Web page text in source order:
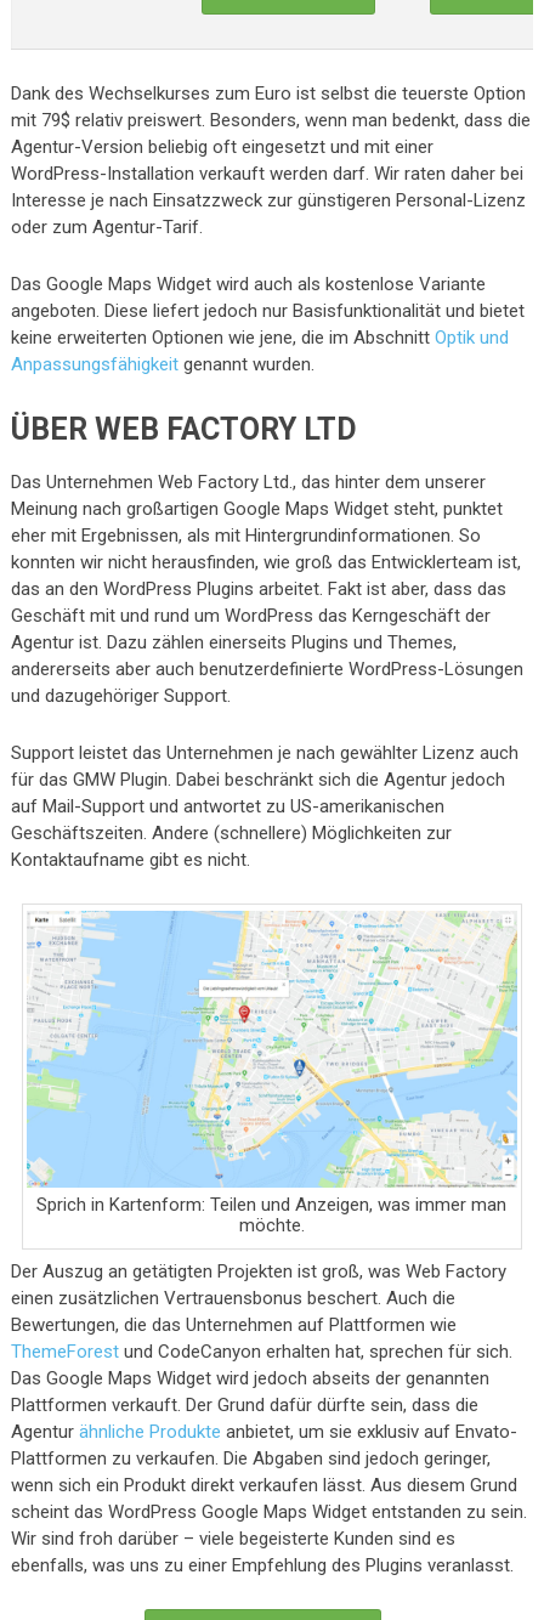
Dank des Wechselkurses zum Euro ist selbst die teuerste Option
mit 79$ relativ preiswert. Besonders, wenn man bedenkt, dass die
Agentur-Version beliebig oft eingesetzt und mit einer
WordPress-Installation verkauft werden darf. Wir raten daher bei
Interesse je nach Einsatzzweck zur günstigeren Personal-Lizenz
oder zum Agentur-Tarif.
Das Google Maps Widget wird auch als kostenlose Variante
angeboten. Diese liefert jedoch nur Basisfunktionalität und bietet
keine erweiterten Optionen wie jene, die im Abschnitt Optik und
Anpassungsfähigkeitgenannt wurden.
ÜBER WEB FACTORY LTD
Das Unternehmen Web Factory Ltd., das hinter dem unserer
Meinung nach großartigen Google Maps Widget steht, punktet
eher mit Ergebnissen, als mit Hintergrundinformationen. So
konnten wir nicht herausfinden, wie groß das Entwicklerteam ist,
das an den WordPress Plugins arbeitet. Fakt ist aber, dass das
Geschäft mit und rund um WordPress das Kerngeschäft der
Agentur ist. Dazu zählen einerseits Plugins und Themes,
andererseits aber auch benutzerdefinierte WordPress-Lösungen
und dazugehöriger Support.
Support leistet das Unternehmen je nach gewählter Lizenz auch
für das GMW Plugin. Dabei beschränkt sich die Agentur jedoch
auf Mail-Support und antwortet zu US-amerikanischen
Geschäftszeiten. Andere (schnellere) Möglichkeiten zur
Kontaktaufname gibt es nicht.
Sprich in Kartenform: Teilen und Anzeigen, was immer man
möchte.
Der Auszug an getätigten Projekten ist groß, was Web Factory
einen zusätzlichen Vertrauensbonus beschert. Auch die
Bewertungen, die das Unternehmen auf Plattformen wie
ThemeForestund CodeCanyon erhalten hat, sprechen für sich.
Das Google Maps Widget wird jedoch abseits der genannten
Plattformen verkauft. Der Grund dafür dürfte sein, dass die
Agentur ähnliche Produkte anbietet, um sie exklusiv auf Envato-
Plattformen zu verkaufen. Die Abgaben sind jedoch geringer,
wenn sich ein Produkt direkt verkaufen lässt. Aus diesem Grund
scheint das WordPress Google Maps Widget entstanden zu sein.
Wir sind froh darüber – viele begeisterte Kunden sind es
ebenfalls, was uns zu einer Empfehlung des Plugins veranlasst.